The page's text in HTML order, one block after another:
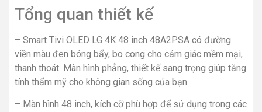
Tổng quan thiết kế
– Smart Tivi OLED LG 4K 48 inch 48A2PSA có đường
viền màu đen bóng bẩy, bo cong cho cảm giác mềm mại,
thanh thoát. Màn hình phẳng, thiết kế sang trọng giúp tăng
tính thẩm mỹ cho không gian sống của bạn.
– Màn hình 48 inch, kích cỡ phù hợp để sử dụng trong các